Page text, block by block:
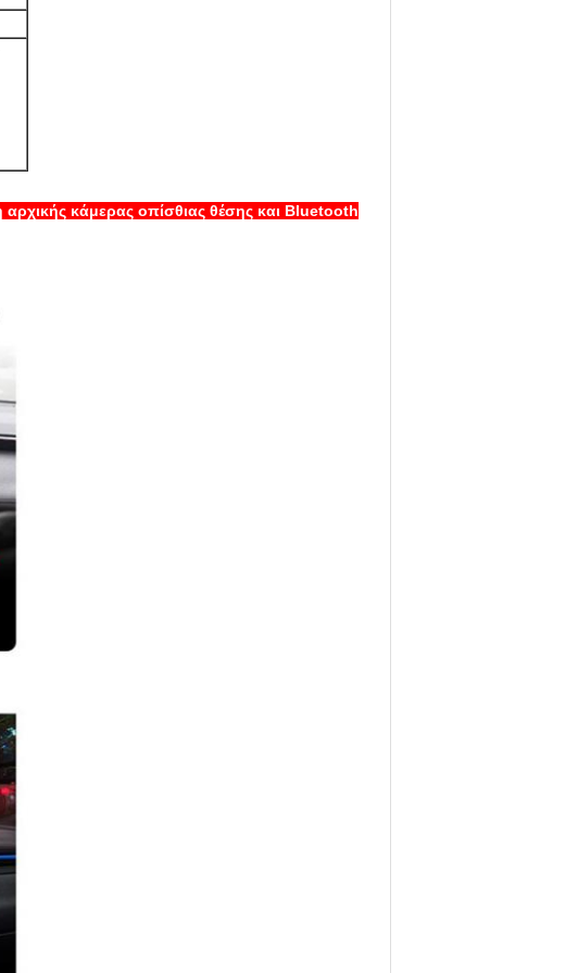
κάμερας οπίσθιας θέσης και Bluetooth